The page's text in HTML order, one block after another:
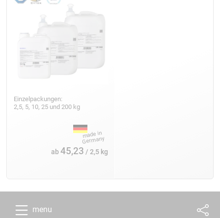
Einzelpackungen:
2,5, 5, 10, 25 und 200 kg
ab45,23 / 2,5 kg
menu